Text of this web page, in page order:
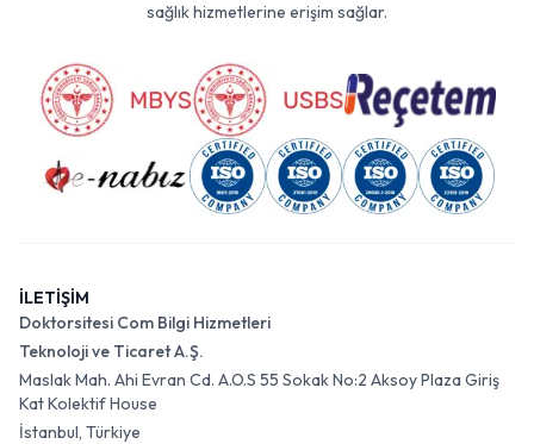
sağlık hizmetlerine erişim sağlar.
İLETİŞİM
Doktorsitesi Com Bilgi Hizmetleri
Teknoloji ve Ticaret A.Ş.
Maslak Mah. Ahi Evran Cd. A.O.S 55 Sokak No:2 Aksoy Plaza Giriş
Kat Kolektif House
İstanbul, Türkiye